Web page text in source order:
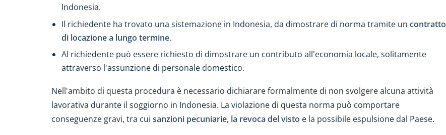
Indonesia.
Il richiedente ha trovato una sistemazione in Indonesia, da dimostrare di norma tramite un contratto
di locazione a lungo termine.
Al richiedente può essere richiesto di dimostrare un contributo all'economia locale, solitamente
attraverso l'assunzione di personale domestico.
Nell'ambito di questa procedura è necessario dichiarare formalmente di non svolgere alcuna attività
lavorativa durante il soggiorno in Indonesia. La violazione di questa norma può comportare
conseguenze gravi, tra cui sanzioni pecuniarie, la revoca del visto e la possibile espulsione dal Paese.